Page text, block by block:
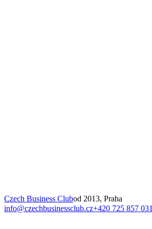
Czech Business Clubod 2013, Praha
info@czechbusinessclub.cz+420 725 857 031